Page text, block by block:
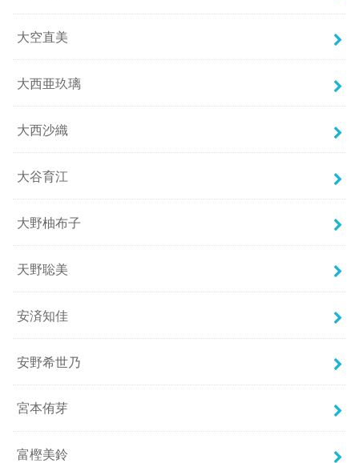
大空直美
大西亜玖璃
大西沙織
大谷育江
大野柚布子
天野聡美
安済知佳
安野希世乃
宮本侑芽
富樫美鈴